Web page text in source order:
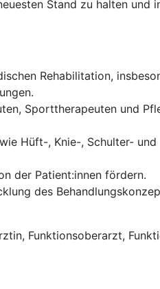
Stand zu halten und
Rehabilitation,
Sporttherapeuten und
Hüft-, Knie-, Schulter- und
der Patient:innen fördern.
des
Funktionsoberarzt,